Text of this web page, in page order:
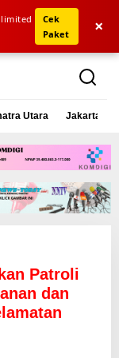
Cek
Paket
×
Utara Jakarta
Patroli
dan